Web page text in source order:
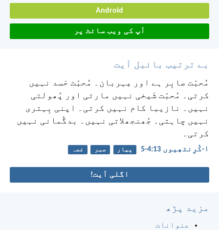
Android
آپ کی ویب سائٹ پر
بے ترتیب بائبل آیت
مُحبّت صابِر ہے اور مِہربان۔ مُحبّت حَسد نہیں
کرتی۔ مُحبّت شَیخی نہیں مارتی اور پُھولتی
نہیں۔ نازیبا کام نہیں کرتی۔ اپنی بِہتری
نہیں چاہتی۔ جُھنجھلاتی نہیں۔ بدگُمانی نہیں
کرتی۔
۱-کُرِنتھِیوں 13:‏4-‏5 پیار صبر غصہ
اگلی آیت!
مزید پڑھ
عنوانات